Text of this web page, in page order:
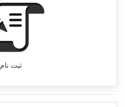
ثبت نام